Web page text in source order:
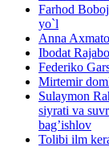
Farhod
yo`l
Anna
Ibodat
Federiko
Mirtemir
Sulaymon
siyrati va
bag’ishlov
Tolibi ilm